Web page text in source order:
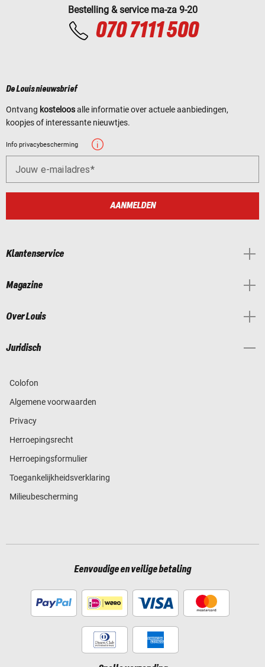
Bestelling & service ma-za 9-20
070 7111 500
De Louis nieuwsbrief
Ontvang kosteloosalle informatie over actuele aanbiedingen,
koopjes of interessante nieuwtjes.
Info privacybescherming
Jouw e-mailadres
AANMELDEN
Klantenservice
Magazine
Over Louis
Juridisch
Colofon
Algemene voorwaarden
Privacy
Herroepingsrecht
Herroepingsformulier
Toegankelijkheidsverklaring
Milieubescherming
Eenvoudige en veilige betaling